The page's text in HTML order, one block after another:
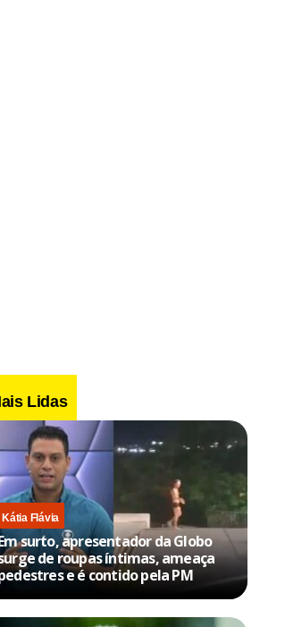
Lidas
Kátia Flávia
surto, apresentador da Globo
de roupas íntimas, ameaça
e é contido pela PM